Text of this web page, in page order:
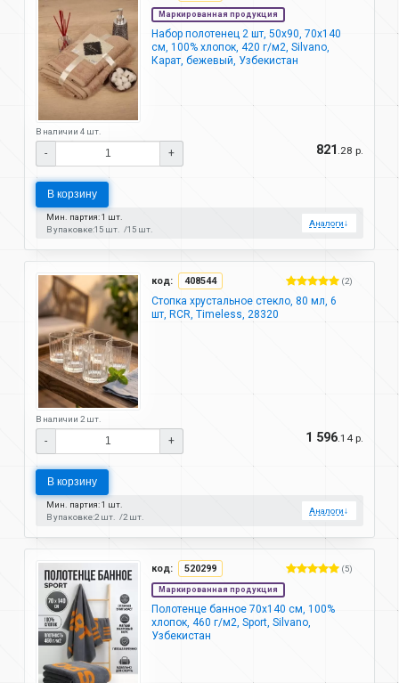
Маркированная продукция
Набор полотенец 2 шт, 50х90, 70х140
см, 100% хлопок, 420 г/м2, Silvano,
Карат, бежевый, Узбекистан
В наличии 4 шт.
- + 821 .28 р.
В корзину
Мин. партия: 1 шт.
В упаковке:15 шт. 15 шт.
Аналоги↓
код: 408544 (2)
Стопка хрустальное стекло, 80 мл, 6
шт, RCR, Timeless, 28320
В наличии 2 шт.
- + 1 596.14 р.
В корзину
Мин. партия: 1 шт.
В упаковке:2 шт. 2 шт.
Аналоги↓
код: 520299 (5)
Маркированная продукция
Полотенце банное 70х140 см, 100%
хлопок, 460 г/м2, Sport, Silvano,
Узбекистан